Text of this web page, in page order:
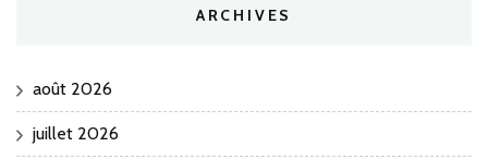
ARCHIVES
août 2026
juillet 2026